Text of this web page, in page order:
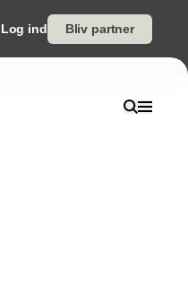
Log ind Bliv partner